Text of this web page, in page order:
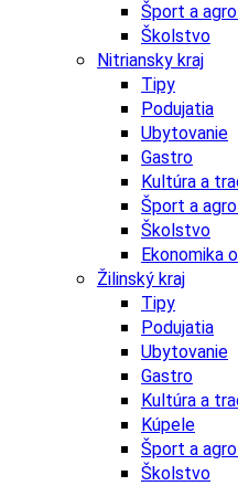
Šport a
Školstvo
Nitriansky kraj
Tipy
Podujatia
Ubytovanie
Gastro
Kultúra a
Šport a
Školstvo
Ekonomika
Žilinský kraj
Tipy
Podujatia
Ubytovanie
Gastro
Kultúra a
Kúpele
Šport a
Školstvo